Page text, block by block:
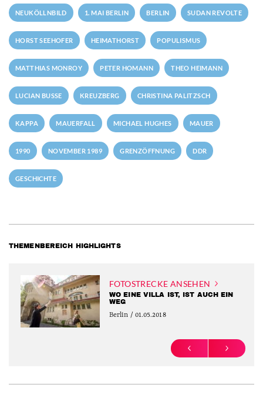
NEUKÖLLNBILD 1. MAI BERLIN BERLIN SUDAN REVOLTE
HORST SEEHOFER HEIMATHORST POPULISMUS
MATTHIAS MONROY PETER HOMANN THEO HEIMANN
LUCIAN BUSSE KREUZBERG CHRISTINA PALITZSCH
KAPPA MAUERFALL MICHAEL HUGHES MAUER
1990 NOVEMBER 1989 GRENZÖFFNUNG DDR
GESCHICHTE
THEMENBEREICH HIGHLIGHTS
FOTOSTRECKE ANSEHEN
WO EINE VILLA IST, IST AUCH EIN
WEG
Berlin / 01.05.2018
PREVIOUS NEXT